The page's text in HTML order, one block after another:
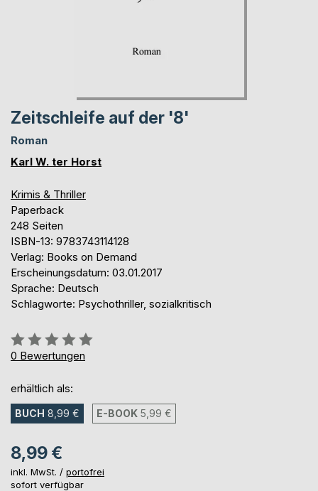
Zeitschleife auf der '8'
Roman
Karl W. ter Horst
Krimis & Thriller
Paperback
248 Seiten
ISBN-13: 9783743114128
Verlag: Books on Demand
Erscheinungsdatum: 03.01.2017
Sprache: Deutsch
Schlagworte: Psychothriller, sozialkritisch
Bewertung::
0%
0 Bewertungen
erhältlich als:
BUCH 8,99 € E-BOOK 5,99 €
8,99 €
inkl. MwSt. / portofrei
sofort verfügbar